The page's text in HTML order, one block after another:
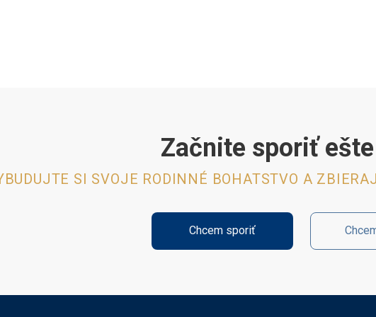
Začnite sporiť
SI SVOJE RODINNÉ BOHATSTVO A
Chcem sporiť